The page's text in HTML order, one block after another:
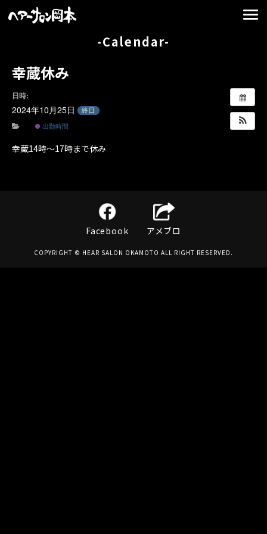
-Calendar-
幸蔵休み
日時:
2024年10月25日 終日
出勤時間
幸蔵14時〜17時まで休み
Facebook アメブロ
COPYRIGHT © HEAR SALON OKAMOTO ALL RIGHT RESERVED.